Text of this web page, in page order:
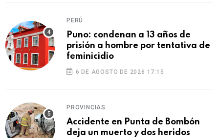
PERÚ
Puno: condenan a 13 años de
prisión a hombre por tentativa de
feminicidio
6 DE AGOSTO DE 2026 17:15
PROVINCIAS
Accidente en Punta de Bombón
deja un muerto y dos heridos